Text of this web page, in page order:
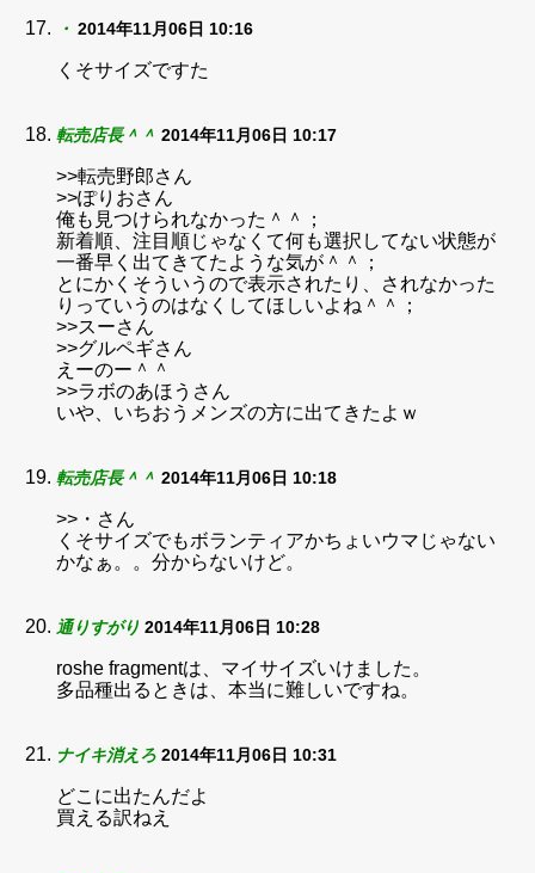
・ 2014年11月06日 10:16
くそサイズですた
転売店長＾＾ 2014年11月06日 10:17
>>転売野郎さん
>>ぽりおさん
俺も見つけられなかった＾＾；
新着順、注目順じゃなくて何も選択してない状態が
一番早く出てきてたような気が＾＾；
とにかくそういうので表示されたり、されなかった
りっていうのはなくしてほしいよね＾＾；
>>スーさん
>>グルペギさん
えーのー＾＾
>>ラボのあほうさん
いや、いちおうメンズの方に出てきたよｗ
転売店長＾＾ 2014年11月06日 10:18
>>・さん
くそサイズでもボランティアかちょいウマじゃない
かなぁ。。分からないけど。
通りすがり 2014年11月06日 10:28
roshe fragmentは、マイサイズいけました。
多品種出るときは、本当に難しいですね。
ナイキ消えろ 2014年11月06日 10:31
どこに出たんだよ
買える訳ねえ